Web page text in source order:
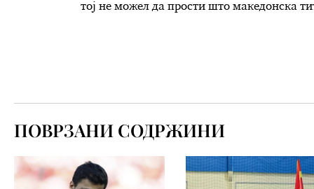
тој не можел да прости што македонска
ПОВРЗАНИ СОДРЖИНИ